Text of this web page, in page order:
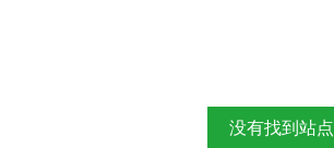
没有找到站点